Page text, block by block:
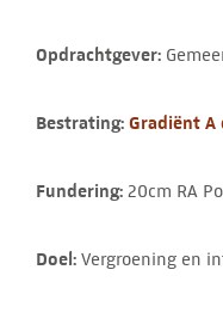
Opdrachtgever:
Bestrating: Gradiënt A
Fundering: 20cm RA
Doel: Vergroening en